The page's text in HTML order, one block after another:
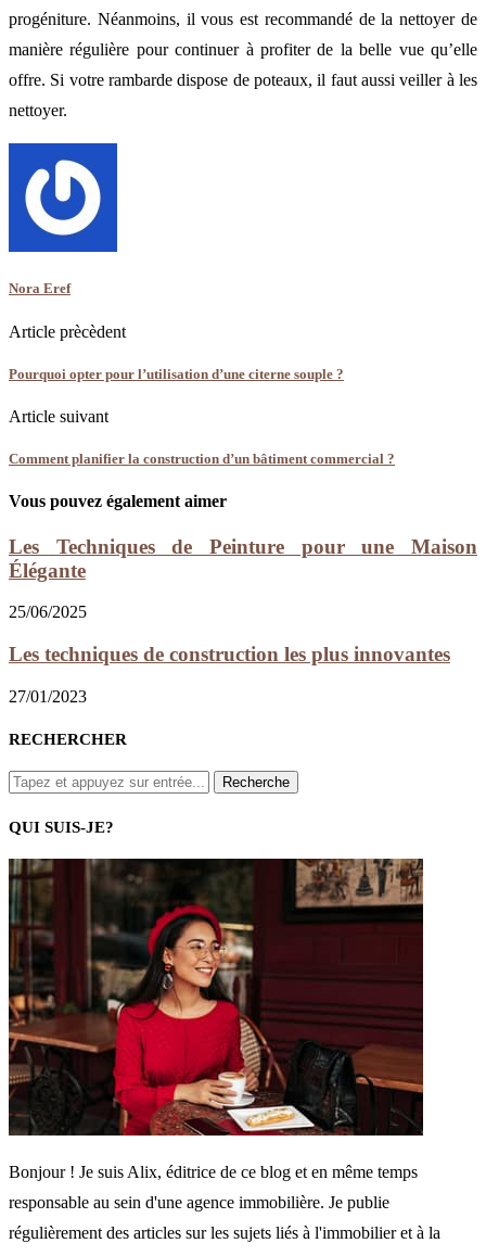
progéniture. Néanmoins, il vous est recommandé de la nettoyer de
manière régulière pour continuer à profiter de la belle vue qu’elle
offre. Si votre rambarde dispose de poteaux, il faut aussi veiller à les
nettoyer.
Nora Eref
Article prècèdent
Pourquoi opter pour l’utilisation d’une citerne souple ?
Article suivant
Comment planifier la construction d’un bâtiment commercial ?
Vous pouvez également aimer
Les Techniques de Peinture pour une Maison
Élégante
25/06/2025
Les techniques de construction les plus innovantes
27/01/2023
RECHERCHER
QUI SUIS-JE?
Bonjour ! Je suis Alix, éditrice de ce blog et en même temps
responsable au sein d'une agence immobilière. Je publie
régulièrement des articles sur les sujets liés à l'immobilier et à la